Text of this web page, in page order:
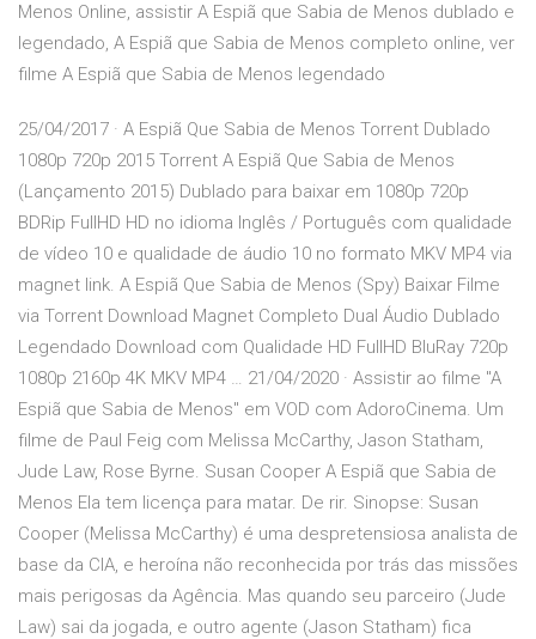
Menos Online, assistir A Espiã que Sabia de Menos dublado e
legendado, A Espiã que Sabia de Menos completo online, ver
filme A Espiã que Sabia de Menos legendado
25/04/2017 · A Espiã Que Sabia de Menos Torrent Dublado
1080p 720p 2015 Torrent A Espiã Que Sabia de Menos
(Lançamento 2015) Dublado para baixar em 1080p 720p
BDRip FullHD HD no idioma Inglês / Português com qualidade
de vídeo 10 e qualidade de áudio 10 no formato MKV MP4 via
magnet link. A Espiã Que Sabia de Menos (Spy) Baixar Filme
via Torrent Download Magnet Completo Dual Áudio Dublado
Legendado Download com Qualidade HD FullHD BluRay 720p
1080p 2160p 4K MKV MP4 … 21/04/2020 · Assistir ao filme "A
Espiã que Sabia de Menos" em VOD com AdoroCinema. Um
filme de Paul Feig com Melissa McCarthy, Jason Statham,
Jude Law, Rose Byrne. Susan Cooper A Espiã que Sabia de
Menos Ela tem licença para matar. De rir. Sinopse: Susan
Cooper (Melissa McCarthy) é uma despretensiosa analista de
base da CIA, e heroína não reconhecida por trás das missões
mais perigosas da Agência. Mas quando seu parceiro (Jude
Law) sai da jogada, e outro agente (Jason Statham) fica